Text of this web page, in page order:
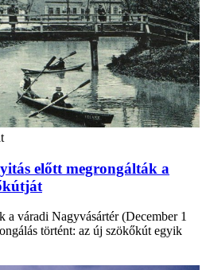
előtt megrongálták a
a váradi Nagyvásártér (December 1
történt: az új szökőkút egyik